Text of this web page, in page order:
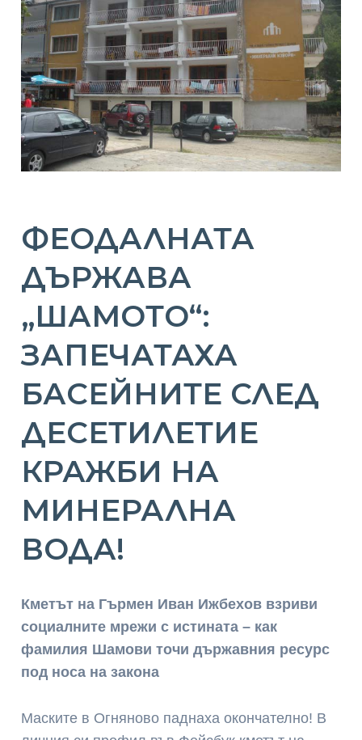
ФЕОДАЛНАТА
ДЪРЖАВА
„ШАМОТО“:
ЗАПЕЧАТАХА
БАСЕЙНИТЕ СЛЕД
ДЕСЕТИЛЕТИЕ
КРАЖБИ НА
МИНЕРАЛНА
ВОДА!
Кметът на Гърмен Иван Ижбехов взриви
социалните мрежи с истината – как
фамилия Шамови точи държавния ресурс
под носа на закона
Маските в Огняново паднаха окончателно! В